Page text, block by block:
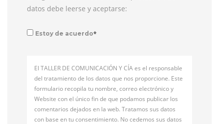
datos debe leerse y aceptarse:
Estoy de acuerdo*
El TALLER DE COMUNICACIÓN Y CÍA es el responsable
del tratamiento de los datos que nos proporcione. Este
formulario recopila tu nombre, correo electrónico y
Website con el único fin de que podamos publicar los
comentarios dejados en la web. Tratamos sus datos
con base en tu consentimiento. No cedemos sus datos